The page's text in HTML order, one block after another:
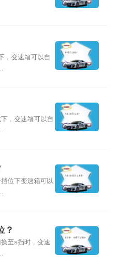
，变速箱可以自
，变速箱可以自
位下变速箱可以
？
至s挡时，变速